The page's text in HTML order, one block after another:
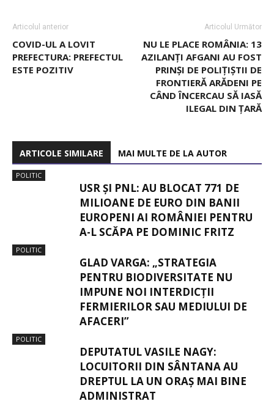
Articolul anterior
COVID-UL A LOVIT
PREFECTURA: PREFECTUL
ESTE POZITIV
Articolul Următor
NU LE PLACE ROMÂNIA: 13
AZILANȚI AFGANI AU FOST
PRINȘI DE POLIȚIȘTII DE
FRONTIERĂ ARĂDENI PE
CÂND ÎNCERCAU SĂ IASĂ
ILEGAL DIN ȚARĂ
ARTICOLE SIMILARE MAI MULTE DE LA AUTOR
POLITIC
USR ȘI PNL: AU BLOCAT 771 DE
MILIOANE DE EURO DIN BANII
EUROPENI AI ROMÂNIEI PENTRU
A-L SCĂPA PE DOMINIC FRITZ
POLITIC
GLAD VARGA: „STRATEGIA
PENTRU BIODIVERSITATE NU
IMPUNE NOI INTERDICȚII
FERMIERILOR SAU MEDIULUI DE
AFACERI”
POLITIC
DEPUTATUL VASILE NAGY:
LOCUITORII DIN SÂNTANA AU
DREPTUL LA UN ORAȘ MAI BINE
ADMINISTRAT